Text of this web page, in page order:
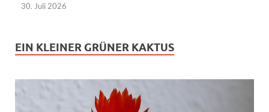
30. Juli 2026
EIN KLEINER GRÜNER KAKTUS